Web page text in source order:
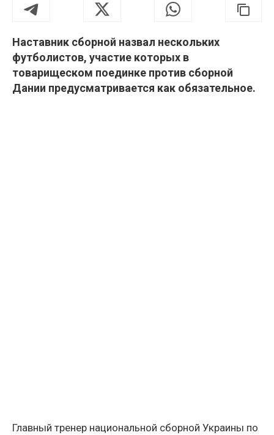
Наставник сборной назвал нескольких
футболистов, участие которых в
товарищеском поединке против сборной
Дании предусматривается как обязательное.
Главный тренер национальной сборной Украины по